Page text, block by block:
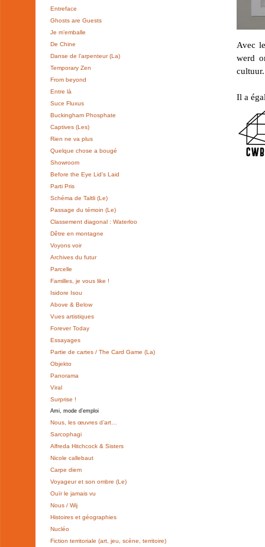
Entreface
Ghosts are Guests
Je m’emballe
De Chine
Danse de l’arpenteur (La)
Temporary Zen
From beyond
Entre là
Suce Fluxus
Buckingham Phosphate
Captives (Les)
Rien ne va plus
Quelque chose a bougé
Showroom
Before the Eye Lid’s Laid
Parti Pris
Schéma de Taltli (Le)
Passage du témoin (Le)
Classement diagonal : Waterloo
Dêtre en montagne
Voyons voir
Archives du futur
Parcelle
Familles, je vous like !
Isidore Isou
Above & Below
Vues artistiques
Forever Today
Essayages
Partie de cartes / The Card Game (La)
Objekto
Panorama
Viral
Surprise !
Ami, mode d’emploi
Nous, les œuvres d’art…
Sarcophagi
Alfreda Hitchcock & Sisters
Nicole callebaut
Carpe diem
Voyageur et son ombre (Le)
Ouïr le jamais vu
Nous / Wij
Histoires et géographies
Nucléo
Fiction territoriale (art, jeu, scène, territoire)
Avec
werd
Il a